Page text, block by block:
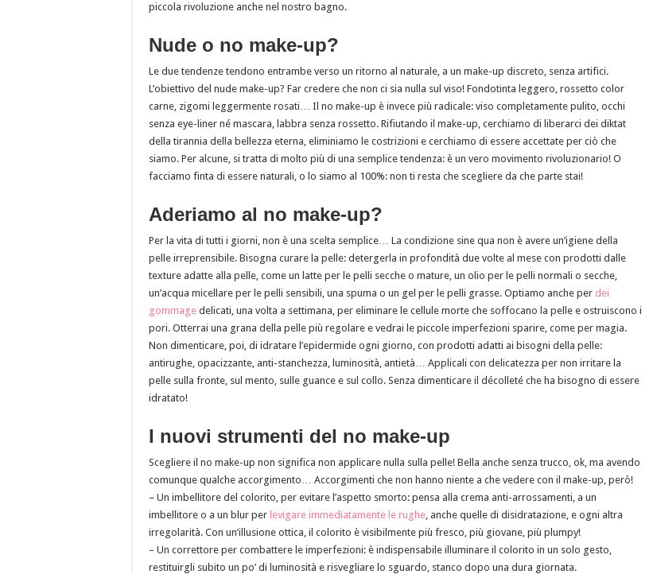
piccola rivoluzione anche nel nostro bagno.
Nude o no make-up?
Le due tendenze tendono entrambe verso un ritorno al naturale, a un make-up discreto, senza artifici.
L’obiettivo del nude make-up? Far credere che non ci sia nulla sul viso! Fondotinta leggero, rossetto color
carne, zigomi leggermente rosati… Il no make-up è invece più radicale: viso completamente pulito, occhi
senza eye-liner né mascara, labbra senza rossetto. Rifiutando il make-up, cerchiamo di liberarci dei diktat
della tirannia della bellezza eterna, eliminiamo le costrizioni e cerchiamo di essere accettate per ciò che
siamo. Per alcune, si tratta di molto più di una semplice tendenza: è un vero movimento rivoluzionario! O
facciamo finta di essere naturali, o lo siamo al 100%: non ti resta che scegliere da che parte stai!
Aderiamo al no make-up?
Per la vita di tutti i giorni, non è una scelta semplice… La condizione sine qua non è avere un’igiene della
pelle irreprensibile. Bisogna curare la pelle: detergerla in profondità due volte al mese con prodotti dalle
texture adatte alla pelle, come un latte per le pelli secche o mature, un olio per le pelli normali o secche,
un’acqua micellare per le pelli sensibili, una spuma o un gel per le pelli grasse. Optiamo anche per dei
gommage delicati, una volta a settimana, per eliminare le cellule morte che soffocano la pelle e ostruiscono i
pori. Otterrai una grana della pelle più regolare e vedrai le piccole imperfezioni sparire, come per magia.
Non dimenticare, poi, di idratare l’epidermide ogni giorno, con prodotti adatti ai bisogni della pelle:
antirughe, opacizzante, anti-stanchezza, luminosità, antietà… Applicali con delicatezza per non irritare la
pelle sulla fronte, sul mento, sulle guance e sul collo. Senza dimenticare il décolleté che ha bisogno di essere
idratato!
I nuovi strumenti del no make-up
Scegliere il no make-up non significa non applicare nulla sulla pelle! Bella anche senza trucco, ok, ma avendo
comunque qualche accorgimento… Accorgimenti che non hanno niente a che vedere con il make-up, però!
– Un imbellitore del colorito, per evitare l’aspetto smorto: pensa alla crema anti-arrossamenti, a un
imbellitore o a un blur per levigare immediatamente le rughe, anche quelle di disidratazione, e ogni altra
irregolarità. Con un’illusione ottica, il colorito è visibilmente più fresco, più giovane, più plumpy!
– Un correttore per combattere le imperfezioni: è indispensabile illuminare il colorito in un solo gesto,
restituirgli subito un po’ di luminosità e risvegliare lo sguardo, stanco dopo una dura giornata.